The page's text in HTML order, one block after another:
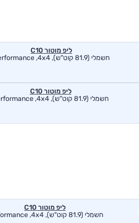
ליפ מוטור C10
חשמלי (81.9 קוט"ש), Performance ,4x4
ליפ מוטור C10
חשמלי (81.9 קוט"ש), Performance ,4x4
ליפ מוטור C10
חשמלי (81.9 קוט"ש), Performance ,4x4